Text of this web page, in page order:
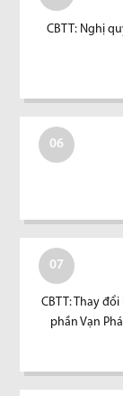
CBTT: Nghị
06
07
CBTT: Thay
phần Vạn